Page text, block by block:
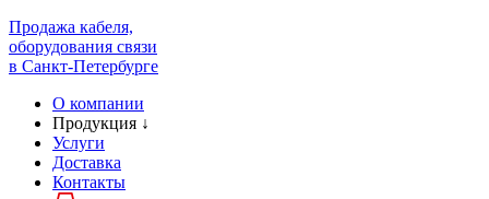
Продажа кабеля,
оборудования связи
в Санкт-Петербурге
О компании
Продукция ↓
Услуги
Доставка
Контакты